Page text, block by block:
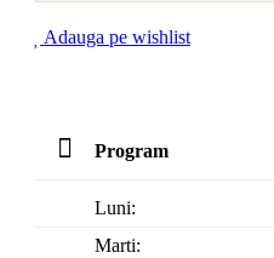
Adauga pe wishlist
Program
Luni:
Marti: